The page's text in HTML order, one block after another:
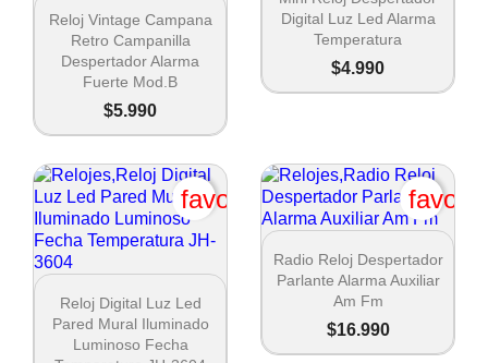
 Vista rápida
Reloj Vintage Campana
Retro Campanilla
Despertador Alarma
Fuerte Mod.B
$5.990
Digital Luz Led Alarma
Temperatura
$4.990
 Vista rápida
Reloj Digital Luz Led
Pared Mural Iluminado
Luminoso Fecha
favorite_border
 Vista rápida
Radio Reloj Despertador
Parlante Alarma Auxiliar
Am Fm
$16.990